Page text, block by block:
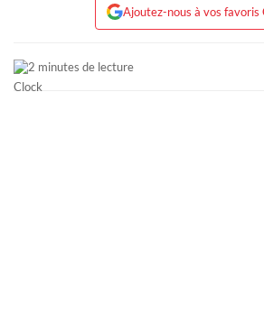
Ajoutez-nous à vos favoris
2 minutes de lecture